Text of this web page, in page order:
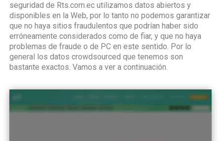
seguridad de Rts.com.ec utilizamos datos abiertos y
disponibles en la Web, por lo tanto no podemos garantizar
que no haya sitios fraudulentos que podrían haber sido
erróneamente considerados como de fiar, y que no haya
problemas de fraude o de PC en este sentido. Por lo
general los datos crowdsourced que tenemos son
bastante exactos. Vamos a ver a continuación.